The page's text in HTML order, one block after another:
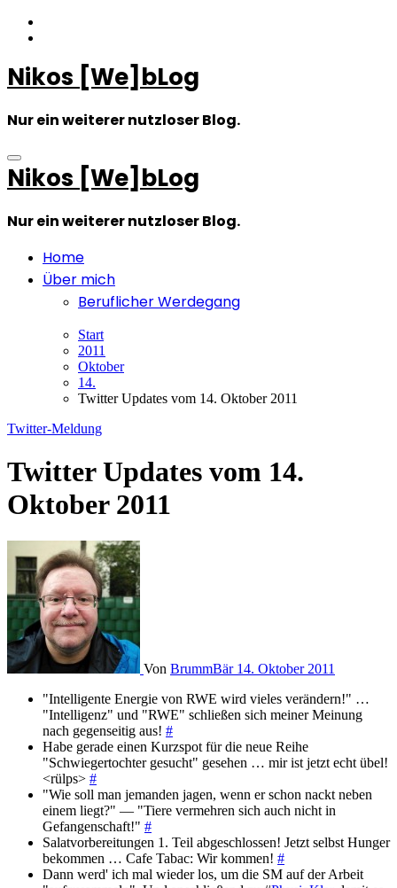
Zum
Inhalt
Nikos [We]bLog
Nur ein weiterer nutzloser Blog.
Nikos [We]bLog
Nur ein weiterer nutzloser Blog.
Home
Über mich
Beruflicher Werdegang
Start
2011
Oktober
14.
Twitter Updates vom 14. Oktober 2011
Twitter-Meldung
Twitter Updates vom 14.
Oktober 2011
Von BrummBär 14. Oktober 2011
"Intelligente Energie von RWE wird vieles verändern!" …
"Intelligenz" und "RWE" schließen sich meiner Meinung
nach gegenseitig aus! #
Habe gerade einen Kurzspot für die neue Reihe
"Schwiegertochter gesucht" gesehen … mir ist jetzt echt übel!
<rülps> #
"Wie soll man jemanden jagen, wenn er schon nackt neben
einem liegt?" — "Tiere vermehren sich auch nicht in
Gefangenschaft!" #
Salatvorbereitungen 1. Teil abgeschlossen! Jetzt selbst Hunger
bekommen … Cafe Tabac: Wir kommen! #
Dann werd' ich mal wieder los, um die SM auf der Arbeit